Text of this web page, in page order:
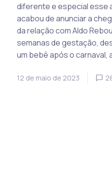
diferente e especial esse
acabou de anunciar a
da relação com Aldo
semanas de gestação,
um bebê após o carnaval,
12 de maio de 2023